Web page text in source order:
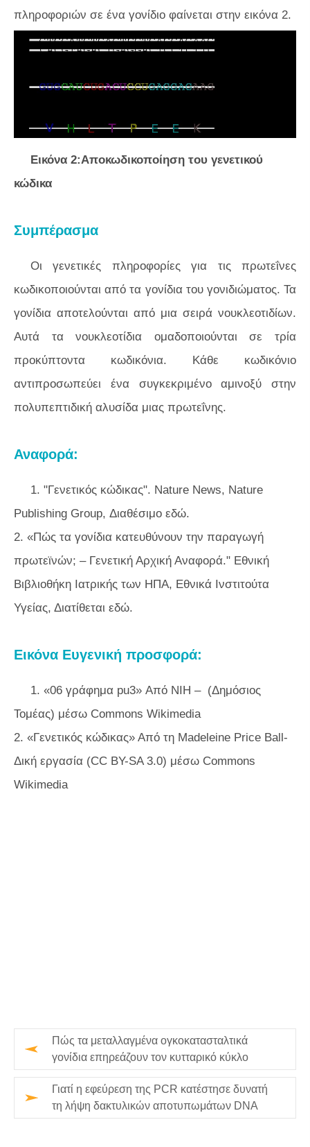
πληροφοριών σε ένα γονίδιο φαίνεται στην εικόνα 2.
Εικόνα 2:Αποκωδικοποίηση του γενετικού
κώδικα
Συμπέρασμα
Οι γενετικές πληροφορίες για τις πρωτεΐνες
κωδικοποιούνται από τα γονίδια του γονιδιώματος. Τα
γονίδια αποτελούνται από μια σειρά νουκλεοτιδίων.
Αυτά τα νουκλεοτίδια ομαδοποιούνται σε τρία
προκύπτοντα κωδικόνια. Κάθε κωδικόνιο
αντιπροσωπεύει ένα συγκεκριμένο αμινοξύ στην
πολυπεπτιδική αλυσίδα μιας πρωτεΐνης.
Αναφορά:
1. "Γενετικός κώδικας". Nature News, Nature
Publishing Group, Διαθέσιμο εδώ.
2. «Πώς τα γονίδια κατευθύνουν την παραγωγή
πρωτεϊνών; – Γενετική Αρχική Αναφορά." Εθνική
Βιβλιοθήκη Ιατρικής των ΗΠΑ, Εθνικά Ινστιτούτα
Υγείας, Διατίθεται εδώ.
Εικόνα Ευγενική προσφορά:
1. «06 γράφημα pu3» Από NIH – (Δημόσιος
Τομέας) μέσω Commons Wikimedia
2. «Γενετικός κώδικας» Από τη Madeleine Price Ball-
Δική εργασία (CC BY-SA 3.0) μέσω Commons
Wikimedia
Πώς τα μεταλλαγμένα ογκοκατασταλτικά
γονίδια επηρεάζουν τον κυτταρικό κύκλο
Γιατί η εφεύρεση της PCR κατέστησε δυνατή
τη λήψη δακτυλικών αποτυπωμάτων DNA